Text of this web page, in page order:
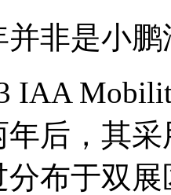
并非是小
IAA
年后，其
布于双